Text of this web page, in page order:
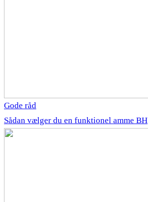
Gode råd
Sådan vælger du en funktionel amme BH